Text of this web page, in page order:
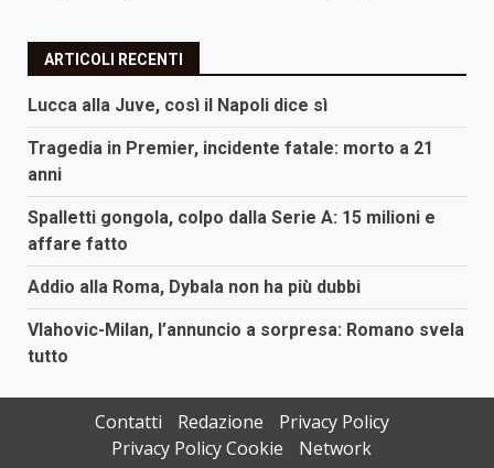
ARTICOLI RECENTI
Lucca alla Juve, così il Napoli dice sì
Tragedia in Premier, incidente fatale: morto a 21
anni
Spalletti gongola, colpo dalla Serie A: 15 milioni e
affare fatto
Addio alla Roma, Dybala non ha più dubbi
Vlahovic-Milan, l’annuncio a sorpresa: Romano svela
tutto
Contatti Redazione
Privacy Policy
Privacy Policy Cookie
Network